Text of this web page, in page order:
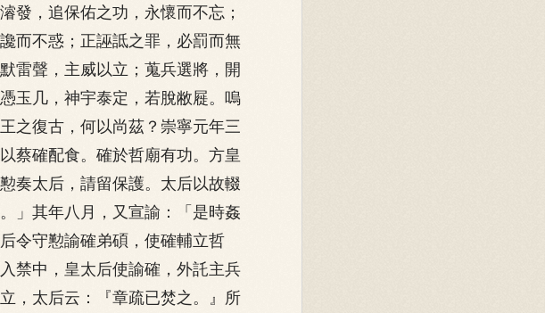
發，追保佑之功，永懷而不忘；
而不惑；正誣詆之罪，必罰而無
雷聲，主威以立；蒐兵選將，開
玉几，神宇泰定，若脫敝屣。嗚
之復古，何以尚茲？崇寧元年三
蔡確配食。確於哲廟有功。方皇
奏太后，請留保護。太后以故輟
」其年八月，又宣諭：「是時姦
令守懃諭確弟碩，使確輔立哲
禁中，皇太后使諭確，外託主兵
，太后云：『章疏已焚之。』所